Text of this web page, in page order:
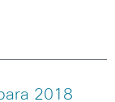
2018